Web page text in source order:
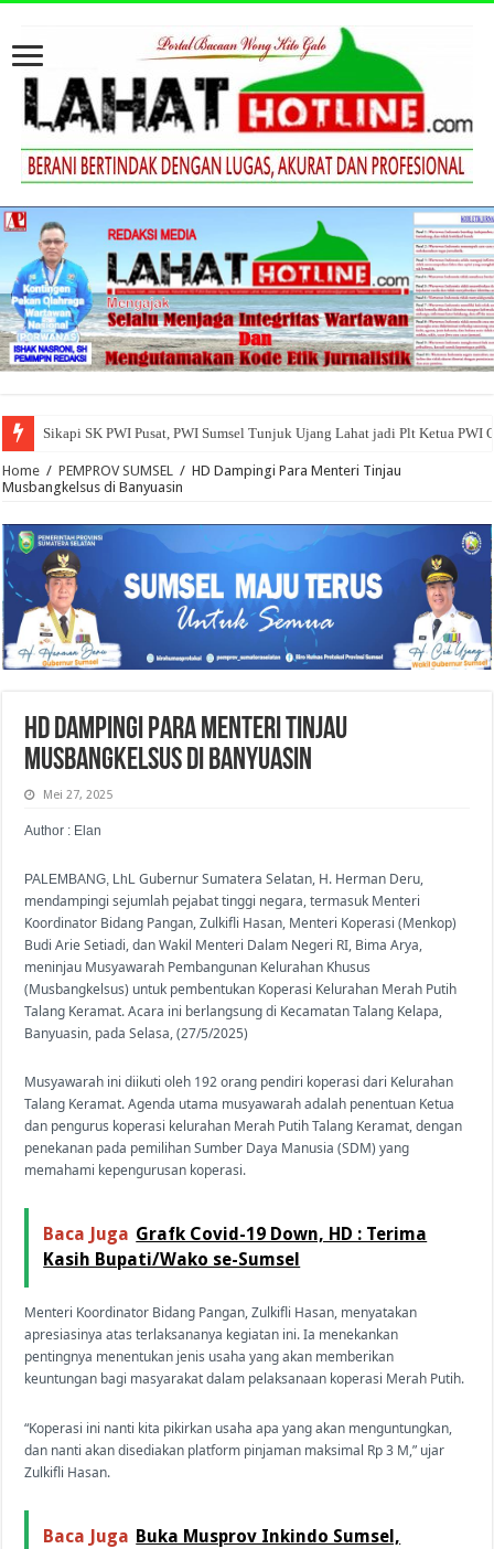
Sikapi SK PWI Pusat, PWI Sumsel Tunjuk Ujang Lahat jadi Plt Ketua PWI
Home / PEMPROV SUMSEL / HD Dampingi Para Menteri Tinjau
Musbangkelsus di Banyuasin
HD Dampingi Para Menteri Tinjau
Musbangkelsus di Banyuasin
Mei 27, 2025
Author : Elan
PALEMBANG, LhL Gubernur Sumatera Selatan, H. Herman Deru,
mendampingi sejumlah pejabat tinggi negara, termasuk Menteri
Koordinator Bidang Pangan, Zulkifli Hasan, Menteri Koperasi (Menkop)
Budi Arie Setiadi, dan Wakil Menteri Dalam Negeri RI, Bima Arya,
meninjau Musyawarah Pembangunan Kelurahan Khusus
(Musbangkelsus) untuk pembentukan Koperasi Kelurahan Merah Putih
Talang Keramat. Acara ini berlangsung di Kecamatan Talang Kelapa,
Banyuasin, pada Selasa, (27/5/2025)
Musyawarah ini diikuti oleh 192 orang pendiri koperasi dari Kelurahan
Talang Keramat. Agenda utama musyawarah adalah penentuan Ketua
dan pengurus koperasi kelurahan Merah Putih Talang Keramat, dengan
penekanan pada pemilihan Sumber Daya Manusia (SDM) yang
memahami kepengurusan koperasi.
Baca Juga Grafk Covid-19 Down, HD : Terima
Kasih Bupati/Wako se-Sumsel
Menteri Koordinator Bidang Pangan, Zulkifli Hasan, menyatakan
apresiasinya atas terlaksananya kegiatan ini. Ia menekankan
pentingnya menentukan jenis usaha yang akan memberikan
keuntungan bagi masyarakat dalam pelaksanaan koperasi Merah Putih.
“Koperasi ini nanti kita pikirkan usaha apa yang akan menguntungkan,
dan nanti akan disediakan platform pinjaman maksimal Rp 3 M,” ujar
Zulkifli Hasan.
Baca Juga Buka Musprov Inkindo Sumsel,